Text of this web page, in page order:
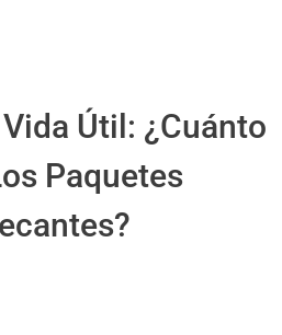
Útil: ¿Cuánto
Paquetes